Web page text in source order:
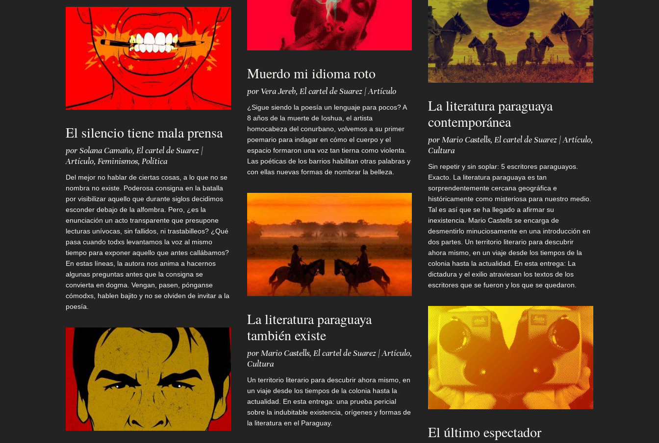
p
r
o
p
u
e
t
a
C
a
f
e
c
i
t
El silencio tiene mala prensa
porSolana Camaño,El cartel de Suarez |
Artículo,Feminismos,Política
Del mejor no hablar de ciertas cosas, a lo que no se
nombra no existe. Poderosa consigna en la batalla
por visibilizar aquello que durante siglos decidimos
esconder debajo de la alfombra. Pero, ¿es la
enunciación un acto transparente que presupone
lecturas unívocas, sin fallidos, ni trastabilleos? ¿Qué
pasa cuando todxs levantamos la voz al mismo
tiempo para exponer aquello que antes callábamos?
En estas líneas, la autora nos anima a hacernos
algunas preguntas antes que la consigna se
convierta en dogma. Vengan, pasen, pónganse
cómodxs, hablen bajito y no se olviden de invitar a la
poesía.
Muerdo mi idioma roto
por Vera Jereb, El cartel de Suarez|Artículo
¿Sigue siendo la poesía un lenguaje para pocos? A
8 años de la muerte de Ioshua, el artista
homocabeza del conurbano, volvemos a su primer
poemario para indagar en cómo el cuerpo y el
espacio formaron una voz tan tierna como violenta.
Las poéticas de los barrios habilitan otras palabras y
con ellas nuevas formas de nombrar la belleza.
La literatura paraguaya
también existe
porMario Castells, El cartel de Suarez|Artículo,
Cultura
Un territorio literario para descubrir ahora mismo, en
un viaje desde los tiempos de la colonia hasta la
actualidad. En esta entrega: una prueba pericial
sobre la indubitable existencia, orígenes y formas de
la literatura en el Paraguay.
La literatura paraguaya
contemporánea
porMario Castells, El cartel de Suarez|Artículo,
Cultura
Sin repetir y sin soplar: 5 escritores paraguayos.
Exacto. La literatura paraguaya es tan
sorprendentemente cercana geográfica e
históricamente como misteriosa para nuestro medio.
Tal es así que se ha llegado a afirmar su
inexistencia. Mario Castells se encarga de
desmentirlo minuciosamente en una introducción en
dos partes. Un territorio literario para descubrir
ahora mismo, en un viaje desde los tiempos de la
colonia hasta la actualidad. En esta entrega: La
dictadura y el exilio atraviesan los textos de los
escritores que se fueron y los que se quedaron.
El último espectador